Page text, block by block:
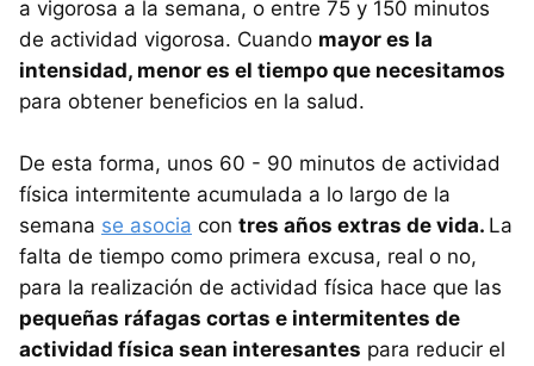
a vigorosa a la semana, o entre 75 y 150 minutos
de actividad vigorosa. Cuando mayor es la
intensidad, menor es el tiempo que necesitamos
para obtener beneficios en la salud.
De esta forma, unos 60 - 90 minutos de actividad
física intermitente acumulada a lo largo de la
semana se asocia con tres años extras de vida. La
falta de tiempo como primera excusa, real o no,
para la realización de actividad física hace que las
pequeñas ráfagas cortas e intermitentes de
actividad física sean interesantes para reducir el